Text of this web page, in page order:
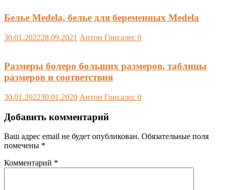
Белье Medela, белье для беременных Medela
30.01.202228.09.2021 Антон Гонсалес 0
Размеры болеро больших размеров, таблицы
размеров и соответствия
30.01.202230.01.2020 Антон Гонсалес 0
Добавить комментарий
Ваш адрес email не будет опубликован. Обязательные поля
помечены *
Комментарий *